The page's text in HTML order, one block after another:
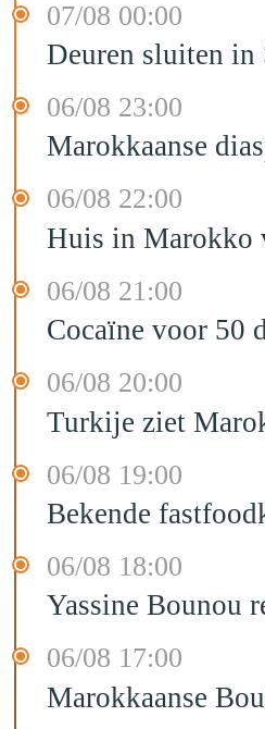
07/08 00:00
Deuren sluiten in
06/08 23:00
Marokkaanse
06/08 22:00
Huis in Marokko
06/08 21:00
Cocaïne voor 50
06/08 20:00
Turkije ziet
06/08 19:00
Bekende
06/08 18:00
Yassine Bounou
06/08 17:00
Marokkaanse